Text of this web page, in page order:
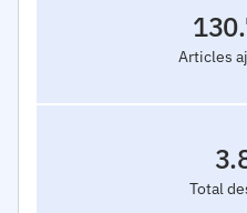
Articles
Total